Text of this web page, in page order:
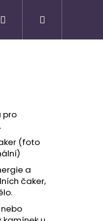
Přihlášení
pro
(foto
a
čaker,
Následující